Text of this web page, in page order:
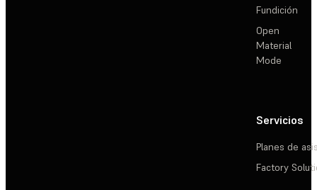
Fundición
Open
Material
Mode
Servicios
Planes de
Factory